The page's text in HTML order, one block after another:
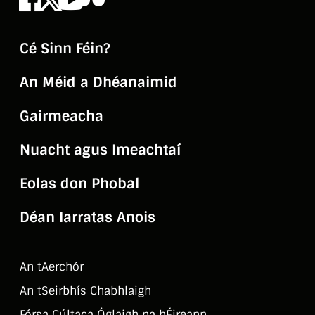
Cé Sinn Féin?
An Méid a Dhéanaimid
Gairmeacha
Nuacht agus Imeachtaí
Eolas don Phobal
Déan Iarratas Anois
An tAerchór
An tSeirbhí­s Chabhlaigh